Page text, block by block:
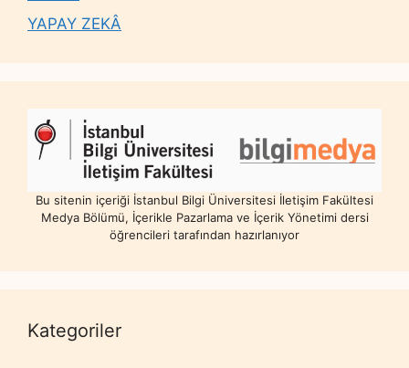
YAPAY ZEKÂ
Bu sitenin içeriği İstanbul Bilgi Üniversitesi İletişim Fakültesi
Medya Bölümü, İçerikle Pazarlama ve İçerik Yönetimi dersi
öğrencileri tarafından hazırlanıyor
Kategoriler